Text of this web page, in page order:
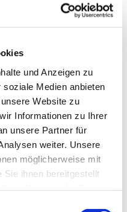
und Anzeigen zu
Medien anbieten
Website zu
Informationen zu Ihrer
unsere Partner für
weiter. Unsere
möglicherweise mit
Sie ihnen bereitgestellt
3462)